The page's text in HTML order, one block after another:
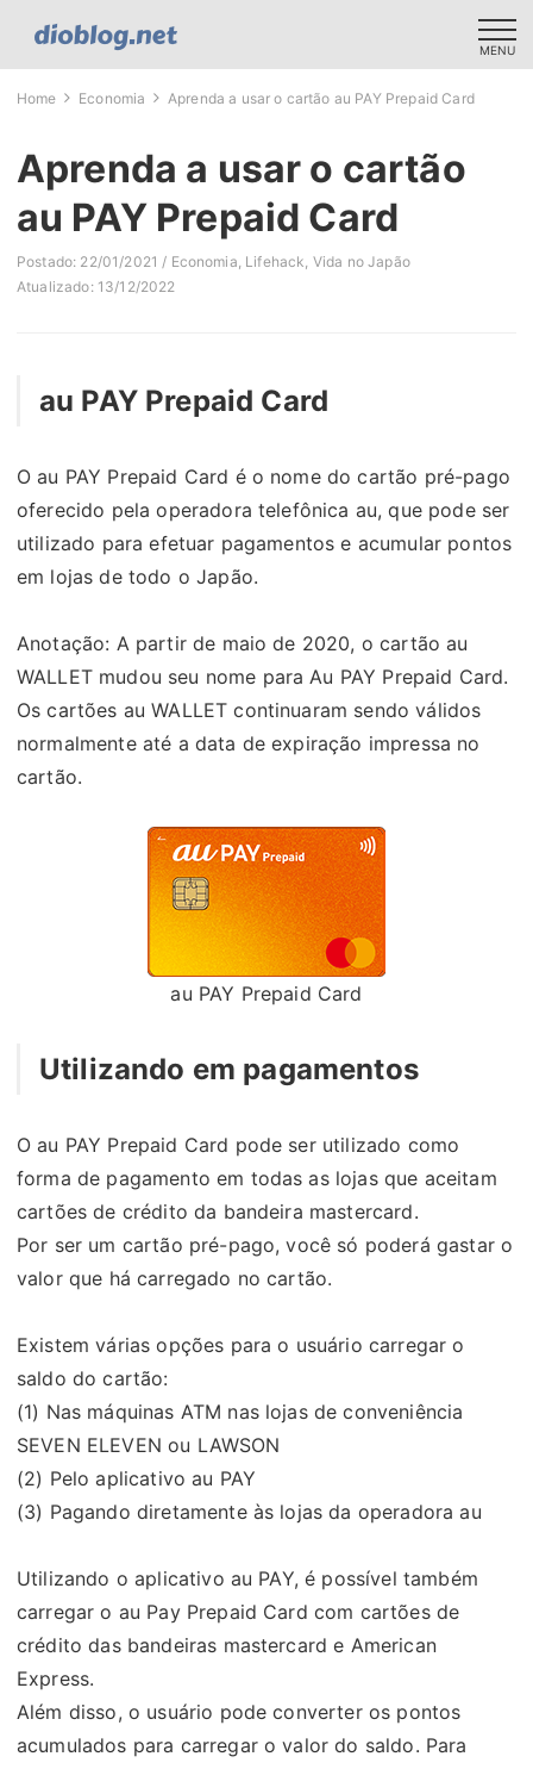
MENU
Home Economia Aprenda a usar o cartão au PAY Prepaid Card
Aprenda a usar o cartão
au PAY Prepaid Card
Postado: 22/01/2021 / Economia, Lifehack, Vida no Japão
Atualizado: 13/12/2022
au PAY Prepaid Card
O au PAY Prepaid Card é o nome do cartão pré-pago
oferecido pela operadora telefônica au, que pode ser
utilizado para efetuar pagamentos e acumular pontos
em lojas de todo o Japão.
Anotação: A partir de maio de 2020, o cartão au
WALLET mudou seu nome para Au PAY Prepaid Card.
Os cartões au WALLET continuaram sendo válidos
normalmente até a data de expiração impressa no
cartão.
au PAY Prepaid Card
Utilizando em pagamentos
O au PAY Prepaid Card pode ser utilizado como
forma de pagamento em todas as lojas que aceitam
cartões de crédito da bandeira mastercard.
Por ser um cartão pré-pago, você só poderá gastar o
valor que há carregado no cartão.
Existem várias opções para o usuário carregar o
saldo do cartão:
(1) Nas máquinas ATM nas lojas de conveniência
SEVEN ELEVEN ou LAWSON
(2) Pelo aplicativo au PAY
(3) Pagando diretamente às lojas da operadora au
Utilizando o aplicativo au PAY, é possível também
carregar o au Pay Prepaid Card com cartões de
crédito das bandeiras mastercard e American
Express.
Além disso, o usuário pode converter os pontos
acumulados para carregar o valor do saldo. Para